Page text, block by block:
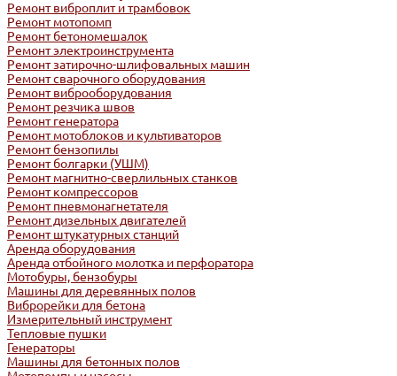
Ремонт виброплит и трамбовок
Ремонт мотопомп
Ремонт бетономешалок
Ремонт электроинструмента
Ремонт затирочно-шлифовальных машин
Ремонт сварочного оборудования
Ремонт виброоборудования
Ремонт резчика швов
Ремонт генератора
Ремонт мотоблоков и культиваторов
Ремонт бензопилы
Ремонт болгарки (УШМ)
Ремонт магнитно-сверлильных станков
Ремонт компрессоров
Ремонт пневмонагнетателя
Ремонт дизельных двигателей
Ремонт штукатурных станций
Аренда оборудования
Аренда отбойного молотка и перфоратора
Мотобуры, бензобуры
Машины для деревянных полов
Виброрейки для бетона
Измерительный инструмент
Тепловые пушки
Генераторы
Машины для бетонных полов